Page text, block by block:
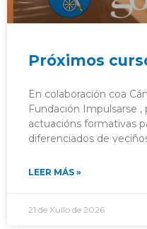
Próximos
En colaboración coa
Fundación Impulsarse
actuacións formativas
diferenciados de
LEER MÁS »
21 de Xullo de 2026